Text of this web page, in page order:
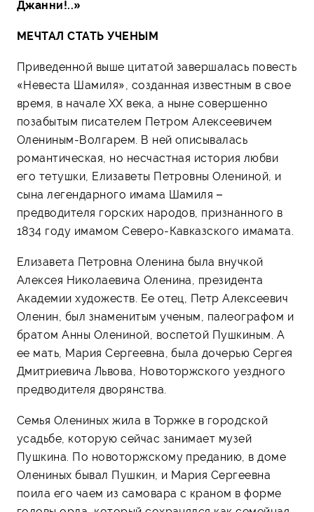
Джанни!..»
МЕЧТАЛ СТАТЬ УЧЕНЫМ
Приведенной выше цитатой завершалась повесть
«Невеста Шамиля», созданная известным в свое
время, в начале ХХ века, а ныне совершенно
позабытым писателем Петром Алексеевичем
Олениным-Волгарем. В ней описывалась
романтическая, но несчастная история любви
его тетушки, Елизаветы Петровны Олениной, и
сына легендарного имама Шамиля –
предводителя горских народов, признанного в
1834 году имамом Северо-Кавказского имамата.
Елизавета Петровна Оленина была внучкой
Алексея Николаевича Оленина, президента
Академии художеств. Ее отец, Петр Алексеевич
Оленин, был знаменитым ученым, палеографом и
братом Анны Олениной, воспетой Пушкиным. А
ее мать, Мария Сергеевна, была дочерью Сергея
Дмитриевича Львова, Новоторжского уездного
предводителя дворянства.
Семья Олениных жила в Торжке в городской
усадьбе, которую сейчас занимает музей
Пушкина. По новоторжскому преданию, в доме
Олениных бывал Пушкин, и Мария Сергеевна
поила его чаем из самовара с краном в форме